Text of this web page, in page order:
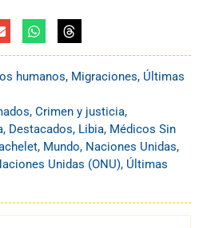
humanos, Migraciones, Últimas
, Crimen y justicia,
, Destacados, Libia, Médicos Sin
, Mundo, Naciones Unidas,
Unidas (ONU), Últimas